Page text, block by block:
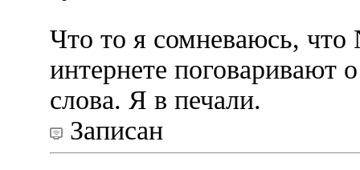
Что то я сомневаюсь,
интернете поговаривают
слова. Я в печали.
Записан